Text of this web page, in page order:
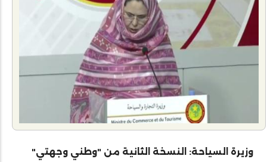
وزيرة السياحة: النسخة الثانية من "وطني وجهتي"